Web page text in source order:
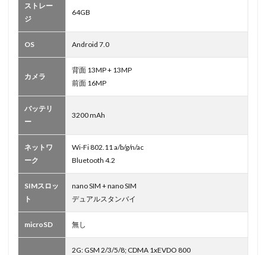
ストレー
ジ
64GB
OS Android 7.0
カメラ
背面 13MP + 13MP
前面 16MP
バッテリ
ー
3200 mAh
ネットワ
ーク
Wi-Fi 802.11 a/b/g/n/ac
Bluetooth 4.2
SIMスロッ
ト
nano SIM + nano SIM
デュアルスタンバイ
microSD 無し
2G: GSM 2/3/5/8; CDMA 1xEVDO 800